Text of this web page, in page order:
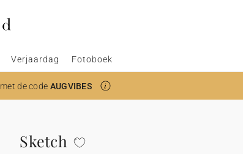
Verjaardag Fotoboek
met de code AUGVIBES
Sketch